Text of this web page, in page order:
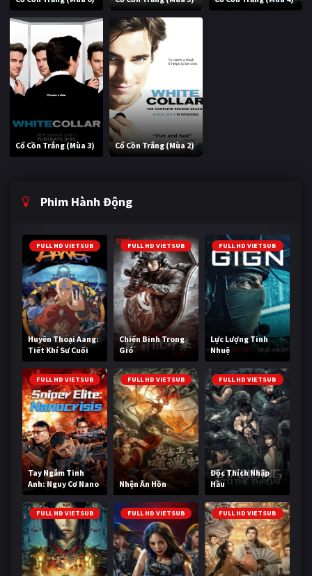
Cổ Cồn Trắng (Mùa 3) Cổ Cồn Trắng (Mùa 2)
Phim Hành Động
FULL HD VIETSUB
Huyền Thoại Aang:
Tiết Khí Sư Cuối
Cùng
FULL HD VIETSUB
Chiến Binh Trong
Gió
FULL HD VIETSUB
Lực Lượng Tinh
Nhuệ
FULL HD VIETSUB
Tay Ngắm Tinh
Anh: Nguy Cơ Nano
FULL HD VIETSUB
Nhện Ăn Hồn
FULL HD VIETSUB
Độc Thích Nhập
Hầu
FULL HD VIETSUB FULL HD VIETSUB FULL HD VIETSUB